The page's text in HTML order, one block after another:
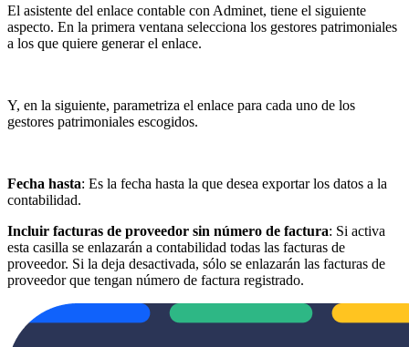
El asistente del enlace contable con Adminet, tiene el siguiente
aspecto. En la primera ventana selecciona los gestores patrimoniales
a los que quiere generar el enlace.
Y, en la siguiente, parametriza el enlace para cada uno de los
gestores patrimoniales escogidos.
Fecha hasta: Es la fecha hasta la que desea exportar los datos a la
contabilidad.
Incluir facturas de proveedor sin número de factura: Si activa
esta casilla se enlazarán a contabilidad todas las facturas de
proveedor. Si la deja desactivada, sólo se enlazarán las facturas de
proveedor que tengan número de factura registrado.